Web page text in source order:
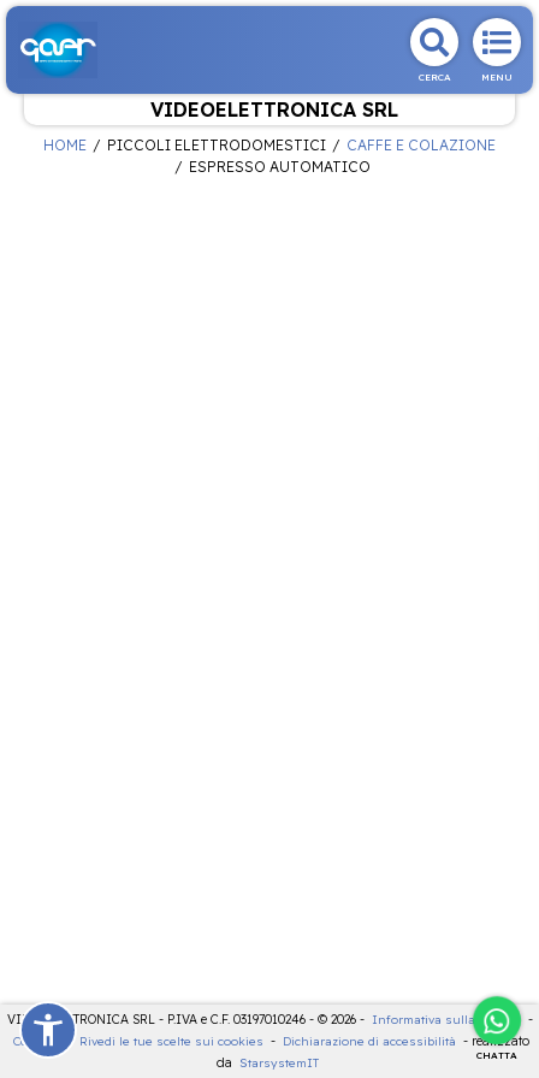
CERCA MENU
VIDEOELETTRONICA SRL
CHATTA
HOME PICCOLI ELETTRODOMESTICI
CAFFE E COLAZIONE
ESPRESSO AUTOMATICO
VIDEOELETTRONICA SRL - P.IVA e C.F. 03197010246 - © 2026 - Informativa sulla privacy -
Cookies
- Rivedi le tue scelte sui cookies - Dichiarazione di accessibilità - realizzato
da
StarsystemIT